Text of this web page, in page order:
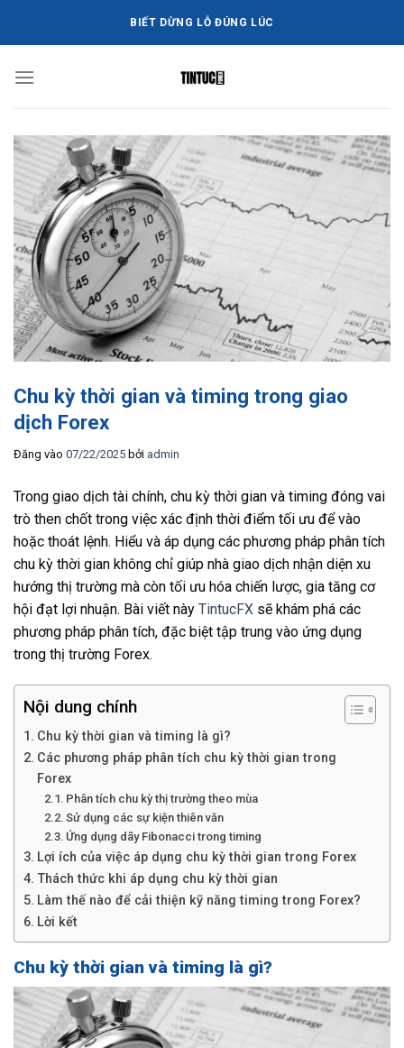
dung
BIẾT DỪNG LỖ ĐÚNG LÚC
Chu kỳ thời gian và timing trong giao
dịch Forex
Đăng vào 07/22/2025 bởi admin
Trong giao dịch tài chính, chu kỳ thời gian và timing đóng vai
trò then chốt trong việc xác định thời điểm tối ưu để vào
hoặc thoát lệnh. Hiểu và áp dụng các phương pháp phân tích
chu kỳ thời gian không chỉ giúp nhà giao dịch nhận diện xu
hướng thị trường mà còn tối ưu hóa chiến lược, gia tăng cơ
hội đạt lợi nhuận. Bài viết này TintucFX sẽ khám phá các
phương pháp phân tích, đặc biệt tập trung vào ứng dụng
trong thị trường Forex.
Nội dung chính
Chu kỳ thời gian và timing là gì?
Các phương pháp phân tích chu kỳ thời gian trong
Forex
Phân tích chu kỳ thị trường theo mùa
Sử dụng các sự kiện thiên văn
Ứng dụng dãy Fibonacci trong timing
Lợi ích của việc áp dụng chu kỳ thời gian trong Forex
Thách thức khi áp dụng chu kỳ thời gian
Làm thế nào để cải thiện kỹ năng timing trong Forex?
Lời kết
Chu kỳ thời gian và timing là gì?